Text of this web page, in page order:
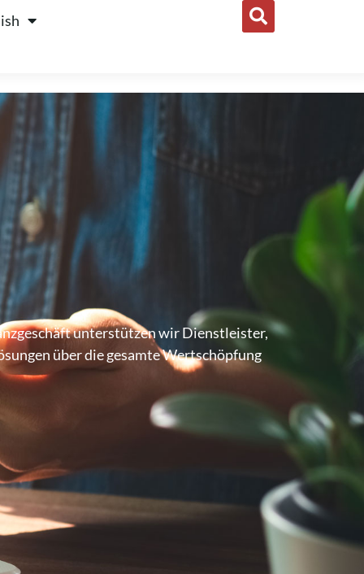
unterstützen wir Dienstleister,
über die gesamte Wertschöpfung